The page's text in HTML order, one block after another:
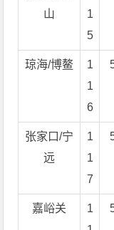
山
1
5
琼海/博鳌
1
1
6
张家口/宁
远
1
1
7
嘉峪关
1